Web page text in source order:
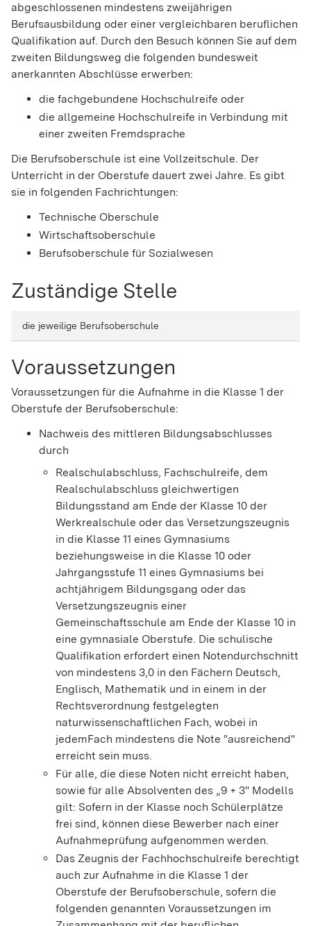
abgeschlossenen mindestens zweijährigen
Berufsausbildung oder einer vergleichbaren beruflichen
Qualifikation auf. Durch den Besuch können Sie auf dem
zweiten Bildungsweg die folgenden bundesweit
anerkannten Abschlüsse erwerben:
die fachgebundene Hochschulreife oder
die allgemeine Hochschulreife in Verbindung mit
einer zweiten Fremdsprache
Die Berufsoberschule ist eine Vollzeitschule. Der
Unterricht in der Oberstufe dauert zwei Jahre. Es gibt
sie in folgenden Fachrichtungen:
Technische Oberschule
Wirtschaftsoberschule
Berufsoberschule für Sozialwesen
Zuständige Stelle
die jeweilige Berufsoberschule
Voraussetzungen
Voraussetzungen für die Aufnahme in die Klasse 1 der
Oberstufe der Berufsoberschule:
Nachweis des mittleren Bildungsabschlusses
durch
Realschulabschluss, Fachschulreife, dem
Realschulabschluss gleichwertigen
Bildungsstand am Ende der Klasse 10 der
Werkrealschule oder das Versetzungszeugnis
in die Klasse 11 eines Gymnasiums
beziehungsweise in die Klasse 10 oder
Jahrgangsstufe 11 eines Gymnasiums bei
achtjährigem Bildungsgang oder das
Versetzungszeugnis einer
Gemeinschaftsschule am Ende der Klasse 10 in
eine gymnasiale Oberstufe. Die schulische
Qualifikation erfordert einen Notendurchschnitt
von mindestens 3,0 in den Fächern Deutsch,
Englisch, Mathematik und in einem in der
Rechtsverordnung festgelegten
naturwissenschaftlichen Fach, wobei in
jedemFach mindestens die Note "ausreichend"
erreicht sein muss.
Für alle, die diese Noten nicht erreicht haben,
sowie für alle Absolventen des „9 + 3" Modells
gilt: Sofern in der Klasse noch Schülerplätze
frei sind, können diese Bewerber nach einer
Aufnahmeprüfung aufgenommen werden.
Das Zeugnis der Fachhochschulreife berechtigt
auch zur Aufnahme in die Klasse 1 der
Oberstufe der Berufsoberschule, sofern die
folgenden genannten Voraussetzungen im